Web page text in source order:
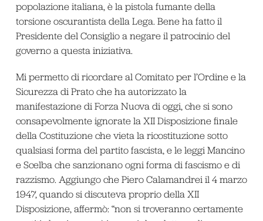
popolazione italiana, è la pistola fumante della
torsione oscurantista della Lega. Bene ha fatto il
Presidente del Consiglio a negare il patrocinio del
governo a questa iniziativa.
Mi permetto di ricordare al Comitato per l’Ordine e la
Sicurezza di Prato che ha autorizzato la
manifestazione di Forza Nuova di oggi, che si sono
consapevolmente ignorate la XII Disposizione finale
della Costituzione che vieta la ricostituzione sotto
qualsiasi forma del partito fascista, e le leggi Mancino
e Scelba che sanzionano ogni forma di fascismo e di
razzismo. Aggiungo che Piero Calamandrei il 4 marzo
1947, quando si discuteva proprio della XII
Disposizione, affermò: “non si troveranno certamente